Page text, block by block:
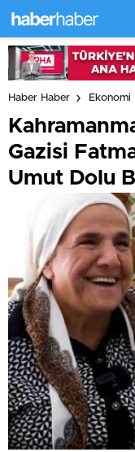
Haber Haber Ekonomi
Gazisi
Umut Dolu